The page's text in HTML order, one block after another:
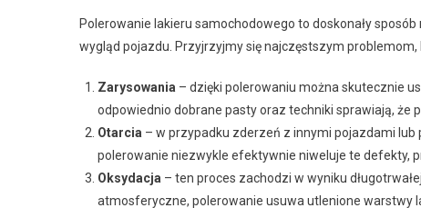
Polerowanie lakieru samochodowego to doskonały
wygląd pojazdu. Przyjrzyjmy się najczęstszym
Zarysowania – dzięki polerowaniu można skutecznie
odpowiednio dobrane pasty oraz techniki sprawiają, że
Otarcia – w przypadku zderzeń z innymi pojazdami
polerowanie niezwykle efektywnie niweluje te defekty,
Oksydacja – ten proces zachodzi w wyniku
atmosferyczne, polerowanie usuwa utlenione warstwy